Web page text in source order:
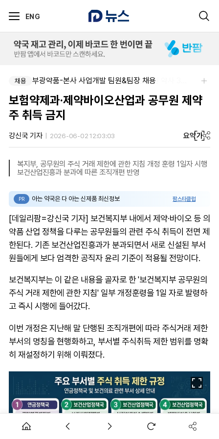
ENG
채용 부광약품-본사 사업개발 팀원&팀장 채용
채용
보험약제과·제약바이오산업과 공무원 제약
주 취득 금지
강신국 기자 2026-06-02 12:03:03 요약가
복지부, 공무원의 주식 거래 제한에 관한 지침 개정 훈령 1일자 시행
보건산업진흥과 분과에 따른 조직개편 반영
PR 아는 약국은 다 아는 신제품 최신정보 팜스타클럽
[데일리팜=강신국 기자] 보건복지부 내에서 제약·바이오 등 의
약품 산업 정책을 다루는 공무원들의 관련 주식 취득이 전면 제
한된다. 기존 보건산업진흥과가 분과되면서 새로 신설된 부서
원들에게 보다 엄격한 공직자 윤리 기준이 적용될 전망이다.
보건복지부는 이 같은 내용을 골자로 한 '보건복지부 공무원의
주식 거래 제한에 관한 지침' 일부 개정훈령을 1일 자로 발령하
고 즉시 시행에 들어갔다.
이번 개정은 지난해 말 단행된 조직개편에 따라 주식거래 제한
부서의 명칭을 현행화하고, 부서별 주식취득 제한 범위를 명확
히 재설정하기 위해 이뤄졌다.